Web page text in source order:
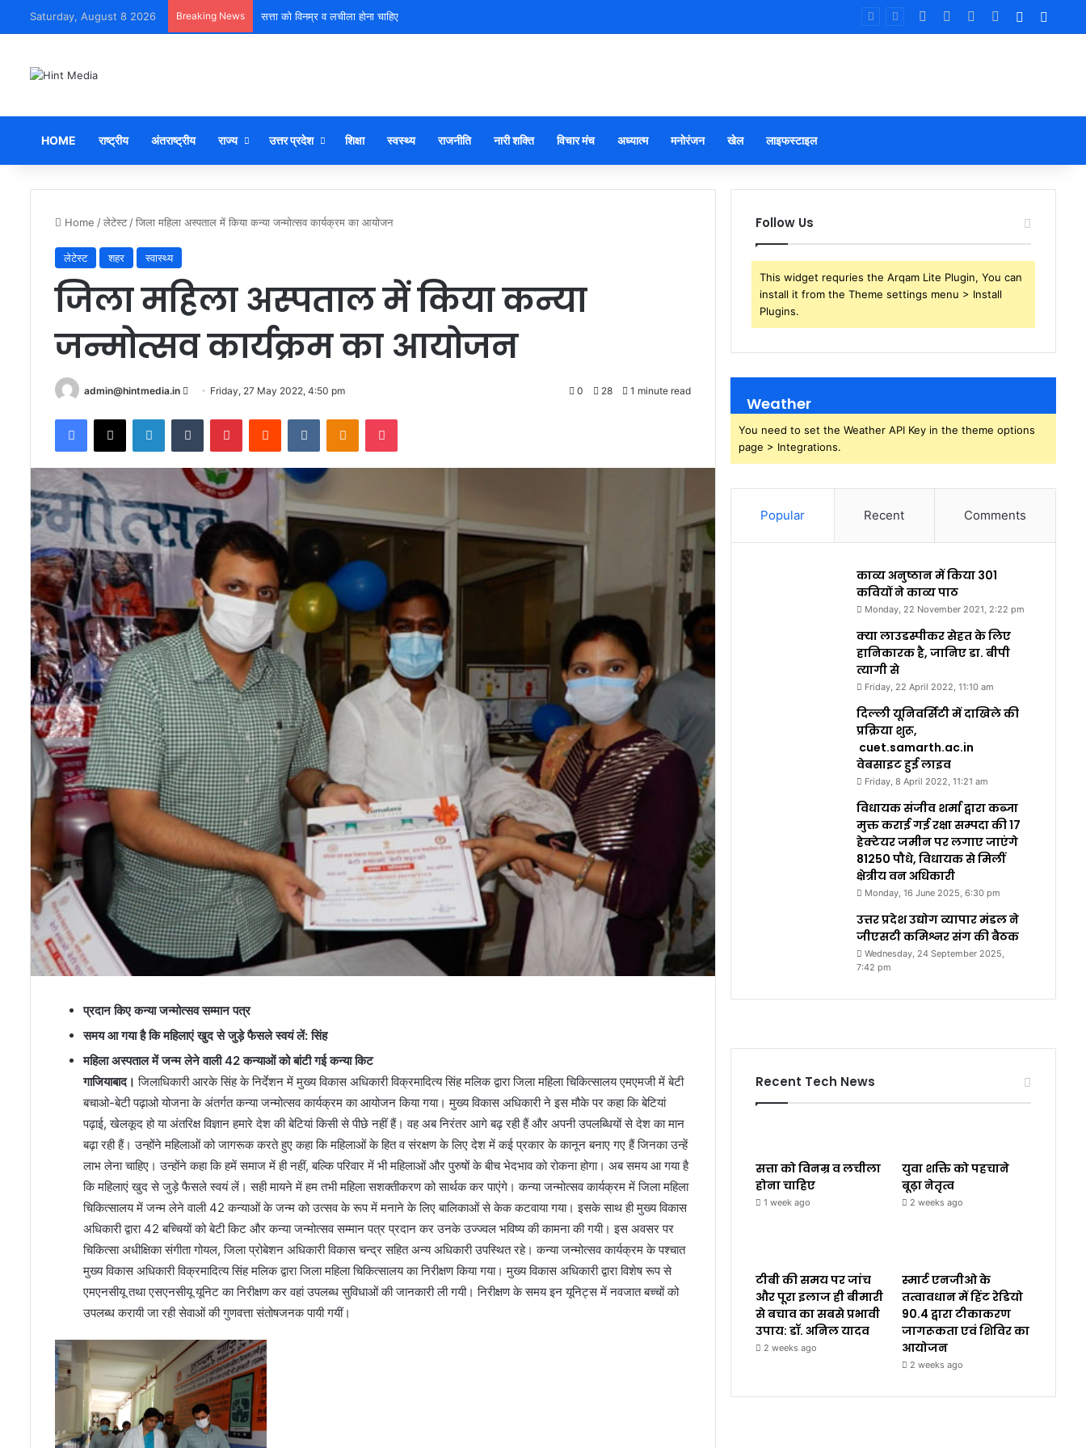
Saturday, August 8 2026 Breaking News सत्ता को विनम्र व लचीला होना चाहिए Facebook YouTubeInstagram
Log In
HOME राष्ट्रीय अंतराष्ट्रीय राज्य उत्तर प्रदेश शिक्षा स्वस्थ्य राजनीति नारी शक्ति विचार मंच अध्यात्म मनोरंजन खेल लाइफस्टाइल
Home /लेटेस्ट /जिला महिला अस्पताल में किया कन्या जन्मोत्सव कार्यक्रम का आयोजन
लेटेस्ट शहर स्वास्थ्य
जिला महिला अस्पताल में किया कन्या
जन्मोत्सव कार्यक्रम का आयोजन
admin@hintmedia.in
Send
email
Friday, 27 May 2022, 4:50 pm 0 28 1 minute read
Facebook
X LinkedInTumblr PinterestReddit VKontakteOdnoklassniki
Pocket
प्रदान किए कन्या जन्मोत्सव सम्मान पत्र
समय आ गया है कि महिलाएं खुद से जुड़े फैसले स्वयं लें: सिंह
महिला अस्पताल में जन्म लेने वाली 42 कन्याओं को बांटी गई कन्या किट
गाजियाबाद।जिलाधिकारी आरके सिंह के निर्देशन में मुख्य विकास अधिकारी विक्रमादित्य सिंह मलिक द्वारा जिला महिला चिकित्सालय एमएमजी में बेटी
बचाओ-बेटी पढ़ाओ योजना के अंतर्गत कन्या जन्मोत्सव कार्यक्रम का आयोजन किया गया। मुख्य विकास अधिकारी ने इस मौके पर कहा कि बेटियां
पढ़ाई, खेलकूद हो या अंतरिक्ष विज्ञान हमारे देश की बेटियां किसी से पीछे नहीं हैं। वह अब निरंतर आगे बढ़ रही हैं और अपनी उपलब्धियों से देश का मान
बढ़ा रही हैं। उन्होंने महिलाओं को जागरूक करते हुए कहा कि महिलाओं के हित व संरक्षण के लिए देश में कई प्रकार के कानून बनाए गए हैं जिनका उन्हें
लाभ लेना चाहिए। उन्होंने कहा कि हमें समाज में ही नहीं, बल्कि परिवार में भी महिलाओं और पुरुषों के बीच भेदभाव को रोकना होगा। अब समय आ गया है
कि महिलाएं खुद से जुड़े फैसले स्वयं लें। सही मायने में हम तभी महिला सशक्तीकरण को सार्थक कर पाएंगे। कन्या जन्मोत्सव कार्यक्रम में जिला महिला
चिकित्सालय में जन्म लेने वाली 42 कन्याओं के जन्म को उत्सव के रूप में मनाने के लिए बालिकाओं से केक कटवाया गया। इसके साथ ही मुख्य विकास
अधिकारी द्वारा 42 बच्चियों को बेटी किट और कन्या जन्मोत्सव सम्मान पत्र प्रदान कर उनके उज्ज्वल भविष्य की कामना की गयी। इस अवसर पर
चिकित्सा अधीक्षिका संगीता गोयल, जिला प्रोबेशन अधिकारी विकास चन्द्र सहित अन्य अधिकारी उपस्थित रहे। कन्या जन्मोत्सव कार्यक्रम के पश्चात
मुख्य विकास अधिकारी विक्रमादित्य सिंह मलिक द्वारा जिला महिला चिकित्सालय का निरीक्षण किया गया। मुख्य विकास अधिकारी द्वारा विशेष रूप से
एमएनसीयू तथा एसएनसीयू यूनिट का निरीक्षण कर वहां उपलब्ध सुविधाओं की जानकारी ली गयी। निरीक्षण के समय इन यूनिट्स में नवजात बच्चों को
उपलब्ध करायी जा रही सेवाओं की गुणवत्ता संतोषजनक पायी गयीं।
Follow Us
This widget requries the Arqam Lite Plugin, You can
install it from the Theme settings menu > Install
Plugins.
Weather
You need to set the Weather API Key in the theme options
page > Integrations.
Popular Recent Comments
काव्य अनुष्ठान में किया 301
कवियों ने काव्य पाठ
Monday, 22 November 2021, 2:22 pm
क्या लाउडस्पीकर सेहत के लिए
हानिकारक है, जानिए डा. बीपी
त्यागी से
Friday, 22 April 2022, 11:10 am
दिल्ली यूनिवर्सिटी में दाखिले की
प्रक्रिया शुरू,
cuet.samarth.ac.in
वेबसाइट हुई लाइव
Friday, 8 April 2022, 11:21 am
विधायक संजीव शर्मा द्वारा कब्जा
मुक्त कराई गई रक्षा सम्पदा की 17
हेक्टेयर जमीन पर लगाए जाएंगे
81250 पौधे, विधायक से मिलीं
क्षेत्रीय वन अधिकारी
Monday, 16 June 2025, 6:30 pm
उत्तर प्रदेश उद्योग व्यापार मंडल ने
जीएसटी कमिश्नर संग की बैठक
Wednesday, 24 September 2025,
7:42 pm
Recent Tech News
सत्ता को विनम्र व लचीला
होना चाहिए
1 week ago
युवा शक्ति को पहचाने
बूढ़ा नेतृत्व
2 weeks ago
टीबी की समय पर जांच
और पूरा इलाज ही बीमारी
से बचाव का सबसे प्रभावी
उपाय: डॉ. अनिल यादव
2 weeks ago
स्मार्ट एनजीओ के
तत्वावधान में हिंट रेडियो
90.4 द्वारा टीकाकरण
जागरूकता एवं शिविर का
आयोजन
2 weeks ago